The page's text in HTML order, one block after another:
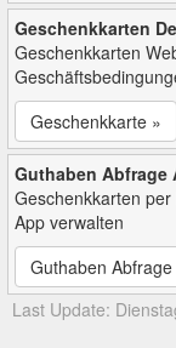
Geschenkkarten
Geschenkkarten
Geschenkkarte »
Guthaben Abfrage
Geschenkkarten per
App verwalten
Guthaben Abfrage
Last Update: